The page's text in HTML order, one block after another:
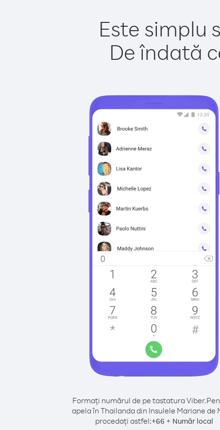
Este simplu
De îndată
Formați numărul de pe tastatura Viber.
apela în Thailanda din Insulele Mariane de
procedați astfel:+66 + Număr local